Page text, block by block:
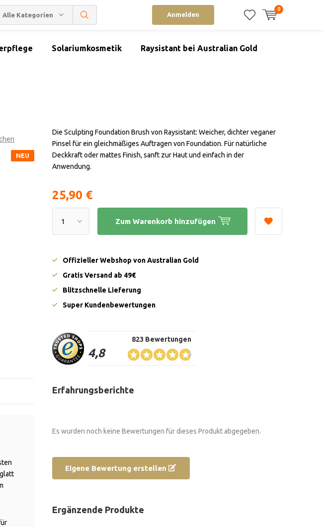
Alle Kategorien Anmelden
0
Solariumkosmetik Raysistant bei Australian Gold
NEU
Die Sculpting Foundation Brush von Raysistant: Weicher, dichter veganer
Pinsel für ein gleichmäßiges Auftragen von Foundation. Für natürliche
Deckkraft oder mattes Finish, sanft zur Haut und einfach in der
Anwendung.
25,90 €
Zum Warenkorb hinzufügen
Offizieller Webshop von Australian Gold
Gratis Versand ab 49€
Blitzschnelle Lieferung
Super Kundenbewertungen
4,8
823 Bewertungen
Erfahrungsberichte
Es wurden noch keine Bewertungen für dieses Produkt abgegeben.
Eigene Bewertung erstellen
Ergänzende Produkte